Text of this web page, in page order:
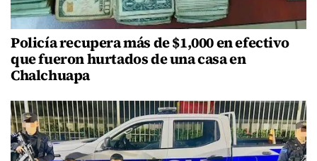
Policía recupera más de $1,000 en efectivo
que fueron hurtados de una casa en
Chalchuapa